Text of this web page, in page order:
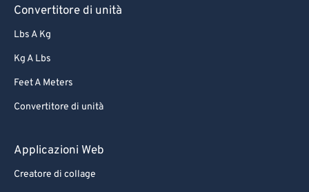
Convertitore di unità
Lbs A Kg
Kg A Lbs
Feet A Meters
Convertitore di unità
Applicazioni Web
Creatore di collage